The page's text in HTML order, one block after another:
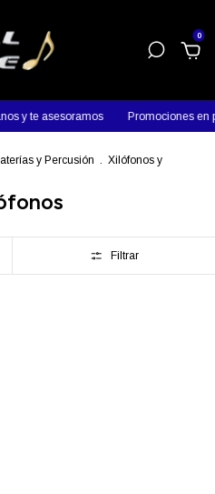
0
y te asesoramos Promociones en
y Percusión . Xilófonos y
Filtrar